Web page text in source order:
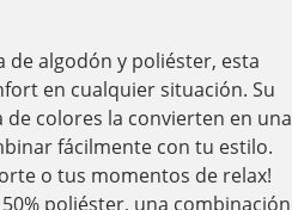
de algodón y poliéster, esta
en cualquier situación. Su
de colores la convierten en una
fácilmente con tu estilo.
o tus momentos de relax!
poliéster, una combinación